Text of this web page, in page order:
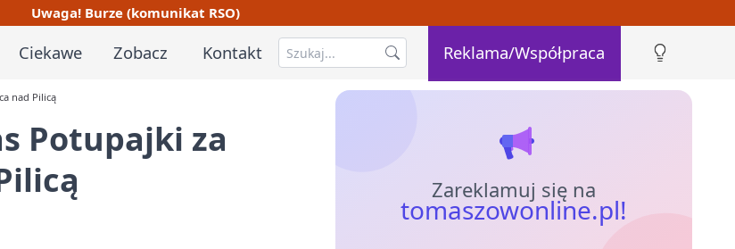
Uwaga! Burze (komunikat RSO)
Ciekawe Zobacz Kontakt Reklama/Współpraca
nad Pilicą
Potupajki za
Zareklamuj się na
tomaszowonline.pl!